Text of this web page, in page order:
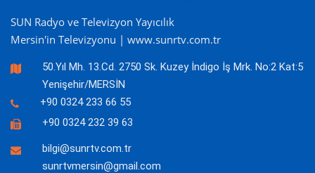
SUN Radyo ve Televizyon Yayıcılık
Mersin'in Televizyonu | www.sunrtv.com.tr
50.Yıl Mh. 13.Cd. 2750 Sk. Kuzey İndigo İş Mrk. No:2 Kat:5
Yenişehir/MERSİN
+90 0324 233 66 55
+90 0324 232 39 63
bilgi@sunrtv.com.tr
sunrtvmersin@gmail.com